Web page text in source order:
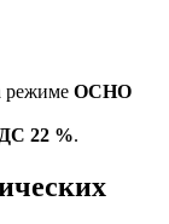
режиме ОСНО
22 %.